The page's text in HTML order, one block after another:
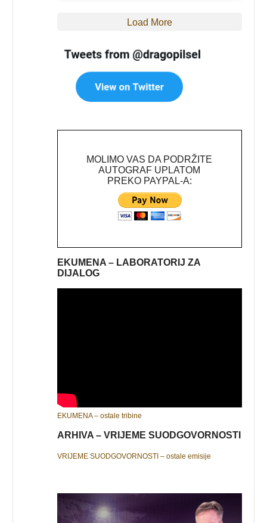
Load More
MOLIMO VAS DA PODRŽITE
AUTOGRAF UPLATOM
PREKO PAYPAL-A:
EKUMENA – LABORATORIJ ZA
DIJALOG
EKUMENA – ostale tribine
ARHIVA – VRIJEME SUODGOVORNOSTI
VRIJEME SUODGOVORNOSTI – ostale emisije